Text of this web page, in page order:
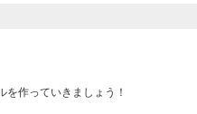
を作っていきましょう！